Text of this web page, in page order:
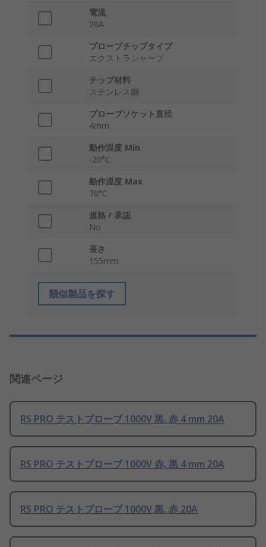
電流
20A
プローブチップタイプ
エクストラシャープ
チップ材料
ステンレス鋼
プローブソケット直径
4mm
動作温度 Min
-20°C
動作温度 Max
70°C
規格 / 承認
No
長さ
155mm
類似製品を探す
関連ページ
RS PRO テストプローブ 1000V 黒, 赤 4 mm 20A
RS PRO テストプローブ 1000V 赤, 黒 4 mm 20A
RS PRO テストプローブ 1000V 黒, 赤 20A